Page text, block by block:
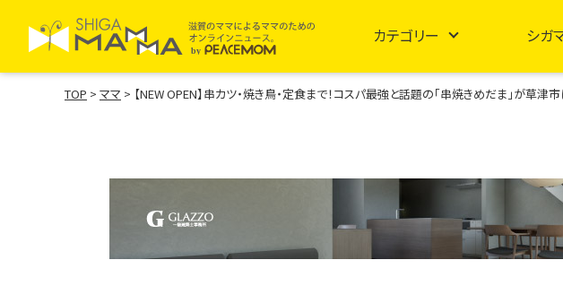
カテゴリー シガ
TOP > ママ > 【NEW OPEN】串カツ・焼き鳥・定食まで！コスパ最強と話題の「串焼きめだま」が草津